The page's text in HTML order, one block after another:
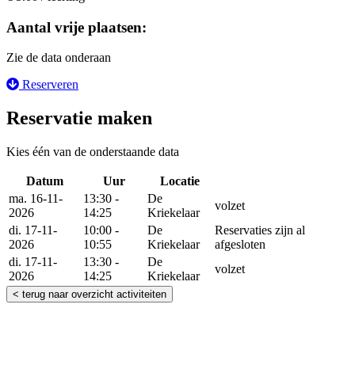
Aantal vrije plaatsen:
Zie de data onderaan
Reserveren
Reservatie maken
Kies één van de onderstaande data
Datum Uur Locatie
ma. 16-11-
2026
13:30 -
14:25
De
Kriekelaar
volzet
di. 17-11-
2026
10:00 -
10:55
De
Kriekelaar
Reservaties zijn al
afgesloten
di. 17-11-
2026
13:30 -
14:25
De
Kriekelaar
volzet
< terug naar overzicht activiteiten